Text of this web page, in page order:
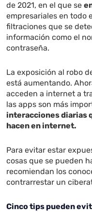
de 2021, en el que se
empresariales en todo
filtraciones que se
información como el
contraseña.
La exposición al robo
está aumentando.
acceden a internet a
las apps son más
interacciones diarias
hacen en internet.
Para evitar estar
cosas que se pueden
recomiendan los
contrarrestar un
Cinco tips pueden